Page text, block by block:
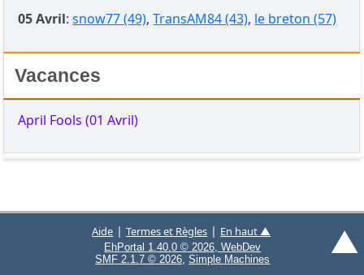
05 Avril:snow77 (49),TransAM84 (43), le breton (57)
Vacances
April Fools (01 Avril)
▲
Aide |Termes et Règles | En haut ▲
EhPortal 1.40.0 © 2026, WebDev
SMF 2.1.7 © 2026 ,Simple Machines